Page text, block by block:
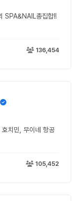
136,454
치민, 무이네 항공
105,452